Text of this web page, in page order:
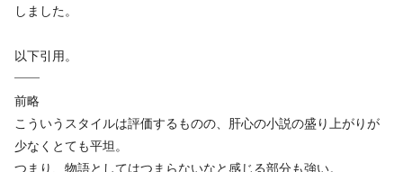
しました。
以下引用。
——
前略
こういうスタイルは評価するものの、肝心の小説の盛り上がりが
少なくとても平坦。
つまり、物語としてはつまらないなと感じる部分も強い。